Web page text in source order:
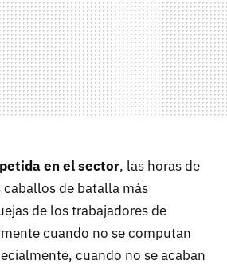
en el sector, las horas de
de batalla más
de los trabajadores de
cuando no se computan
cuando no se acaban